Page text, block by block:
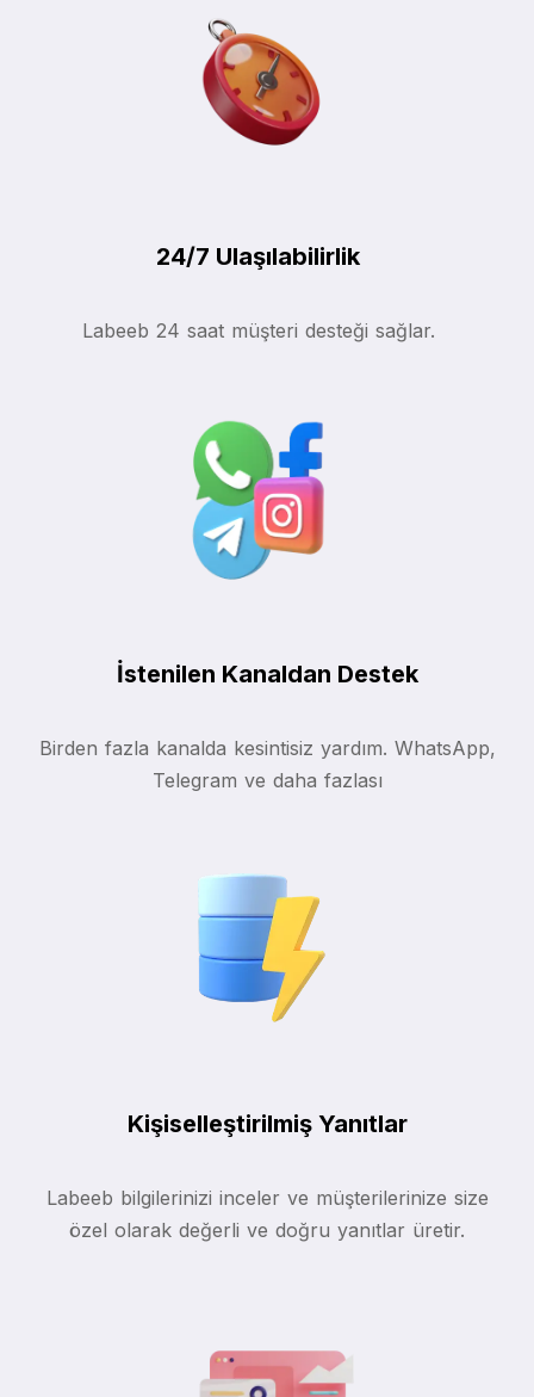
24/7 Ulaşılabilirlik
Labeeb 24 saat müşteri desteği sağlar.
İstenilen Kanaldan Destek
Birden fazla kanalda kesintisiz yardım. WhatsApp,
Telegram ve daha fazlası
Kişiselleştirilmiş Yanıtlar
Labeeb bilgilerinizi inceler ve müşterilerinize size
özel olarak değerli ve doğru yanıtlar üretir.